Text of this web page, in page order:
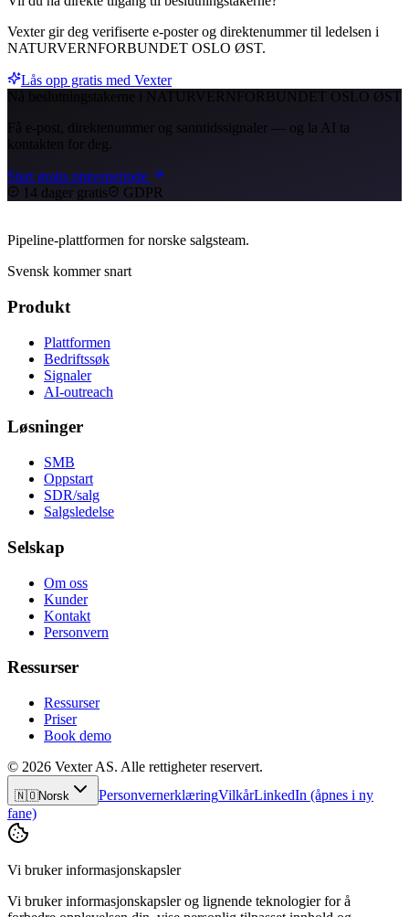
Vexter gir deg verifiserte e-poster og direktenummer til ledelsen i
NATURVERNFORBUNDET OSLO ØST.
Lås opp gratis med Vexter
Nå beslutningstakerne i NATURVERNFORBUNDET OSLO ØST
Få e-post, direktenummer og sanntidssignaler — og la AI ta
kontakten for deg.
Start gratis prøveperiode
14 dager gratis
GDPR
Pipeline-plattformen for norske salgsteam.
Svensk kommer snart
Produkt
Plattformen
Bedriftssøk
Signaler
AI-outreach
Løsninger
SMB
Oppstart
SDR/salg
Salgsledelse
Selskap
Om oss
Kunder
Kontakt
Personvern
Ressurser
Ressurser
Priser
Book demo
© 2026 Vexter AS. Alle rettigheter reservert.
🇳🇴Norsk PersonvernerklæringVilkårLinkedIn (åpnes i ny
fane)
Vi bruker informasjonskapsler
Vi bruker informasjonskapsler og lignende teknologier for å